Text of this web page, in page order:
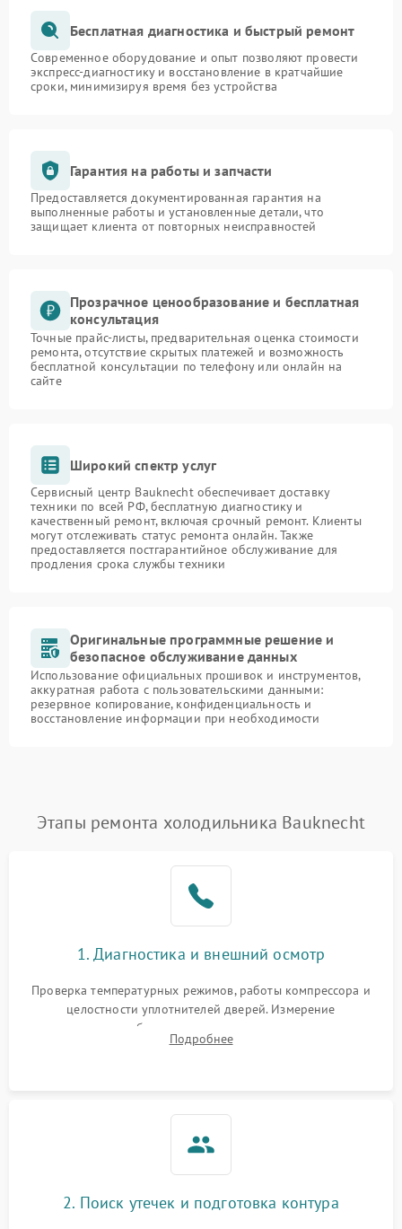
Бесплатная диагностика и быстрый ремонт
Современное оборудование и опыт позволяют провести
экспресс-диагностику и восстановление в кратчайшие
сроки, минимизируя время без устройства
Гарантия на работы и запчасти
Предоставляется документированная гарантия на
выполненные работы и установленные детали, что
защищает клиента от повторных неисправностей
Прозрачное ценообразование и бесплатная
консультация
Точные прайс-листы, предварительная оценка стоимости
ремонта, отсутствие скрытых платежей и возможность
бесплатной консультации по телефону или онлайн на
сайте
Широкий спектр услуг
Сервисный центр Bauknecht обеспечивает доставку
техники по всей РФ, бесплатную диагностику и
качественный ремонт, включая срочный ремонт. Клиенты
могут отслеживать статус ремонта онлайн. Также
предоставляется постгарантийное обслуживание для
продления срока службы техники
Оригинальные программные решение и
безопасное обслуживание данных
Использование официальных прошивок и инструментов,
аккуратная работа с пользовательскими данными:
резервное копирование, конфиденциальность и
восстановление информации при необходимости
Этапы ремонта холодильника Bauknecht
1. Диагностика и внешний осмотр
Проверка температурных режимов, работы компрессора и
целостности уплотнителей дверей. Измерение
сопротивления обмоток мотора, проверка термостата и
считывание кодов ошибок с электронного дисплея.
Подробнее
2. Поиск утечек и подготовка контура